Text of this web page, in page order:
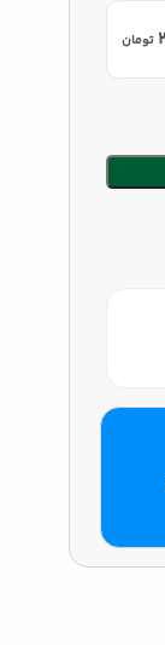
تومان